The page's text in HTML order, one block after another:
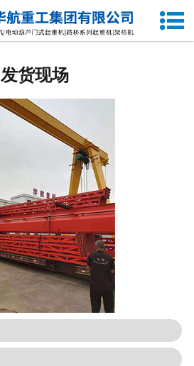
网站首页
生产现场
发货现场
视频中心
资质荣誉
公司业绩
联系我们
发货现场